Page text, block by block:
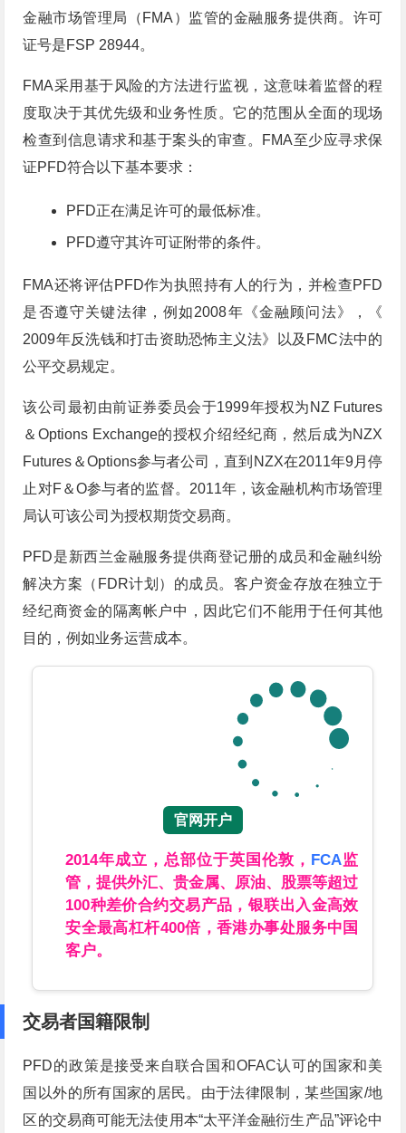
金融市场管理局（FMA）监管的金融服务提供商。许可
证号是FSP 28944。
FMA采用基于风险的方法进行监视，这意味着监督的程
度取决于其优先级和业务性质。它的范围从全面的现场
检查到信息请求和基于案头的审查。FMA至少应寻求保
证PFD符合以下基本要求：
PFD正在满足许可的最低标准。
PFD遵守其许可证附带的条件。
FMA还将评估PFD作为执照持有人的行为，并检查PFD
是否遵守关键法律，例如2008年《金融顾问法》，《
2009年反洗钱和打击资助恐怖主义法》以及FMC法中的
公平交易规定。
该公司最初由前证券委员会于1999年授权为NZ Futures
＆Options Exchange的授权介绍经纪商，然后成为NZX
Futures＆Options参与者公司，直到NZX在2011年9月停
止对F＆O参与者的监督。2011年，该金融机构市场管理
局认可该公司为授权期货交易商。
PFD是新西兰金融服务提供商登记册的成员和金融纠纷
解决方案（FDR计划）的成员。客户资金存放在独立于
经纪商资金的隔离帐户中，因此它们不能用于任何其他
目的，例如业务运营成本。
官网开户
2014年成立，总部位于英国伦敦， FCA监
管，提供外汇、贵金属、原油、股票等超过
100种差价合约交易产品，银联出入金高效
安全最高杠杆400倍，香港办事处服务中国
客户。
交易者国籍限制
PFD的政策是接受来自联合国和OFAC认可的国家和美
国以外的所有国家的居民。由于法律限制，某些国家/地
区的交易商可能无法使用本“太平洋金融衍生产品”评论中